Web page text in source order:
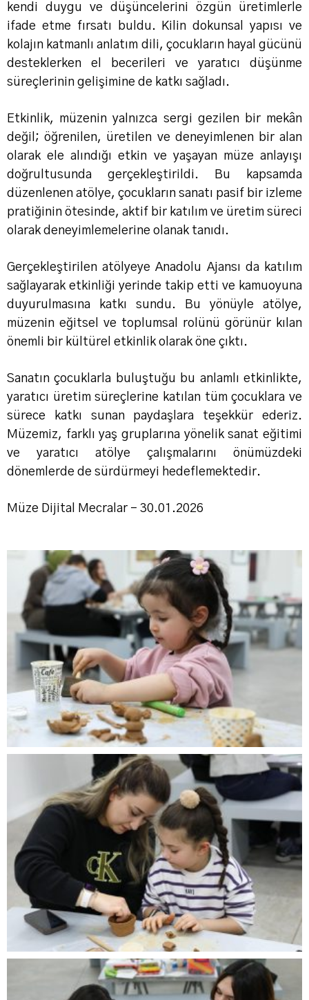
kendi duygu ve düşüncelerini özgün üretimlerle
ifade etme fırsatı buldu. Kilin dokunsal yapısı ve
kolajın katmanlı anlatım dili, çocukların hayal gücünü
desteklerken el becerileri ve yaratıcı düşünme
süreçlerinin gelişimine de katkı sağladı.
Etkinlik, müzenin yalnızca sergi gezilen bir mekân
değil; öğrenilen, üretilen ve deneyimlenen bir alan
olarak ele alındığı etkin ve yaşayan müze anlayışı
doğrultusunda gerçekleştirildi. Bu kapsamda
düzenlenen atölye, çocukların sanatı pasif bir izleme
pratiğinin ötesinde, aktif bir katılım ve üretim süreci
olarak deneyimlemelerine olanak tanıdı.
Gerçekleştirilen atölyeye Anadolu Ajansı da katılım
sağlayarak etkinliği yerinde takip etti ve kamuoyuna
duyurulmasına katkı sundu. Bu yönüyle atölye,
müzenin eğitsel ve toplumsal rolünü görünür kılan
önemli bir kültürel etkinlik olarak öne çıktı.
Sanatın çocuklarla buluştuğu bu anlamlı etkinlikte,
yaratıcı üretim süreçlerine katılan tüm çocuklara ve
sürece katkı sunan paydaşlara teşekkür ederiz.
Müzemiz, farklı yaş gruplarına yönelik sanat eğitimi
ve yaratıcı atölye çalışmalarını önümüzdeki
dönemlerde de sürdürmeyi hedeflemektedir.
Müze Dijital Mecralar – 30.01.2026